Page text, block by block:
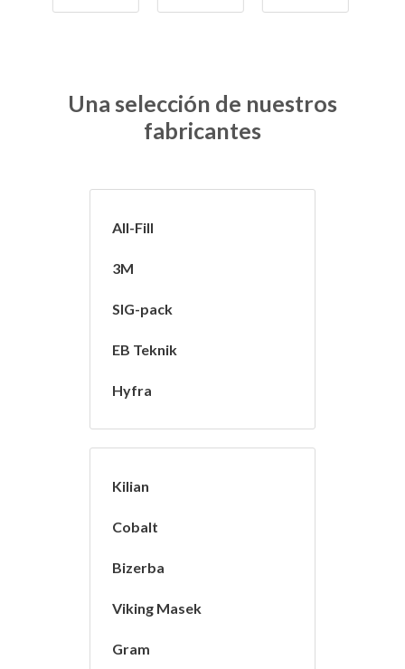
Una selección de nuestros
fabricantes
All-Fill
3M
SIG-pack
EB Teknik
Hyfra
Kilian
Cobalt
Bizerba
Viking Masek
Gram